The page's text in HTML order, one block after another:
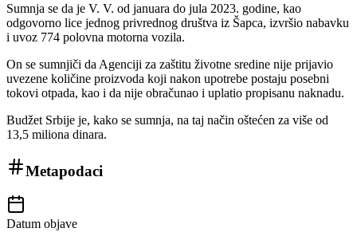
Sumnja se da je V. V. od januara do jula 2023. godine, kao
odgovorno lice jednog privrednog društva iz Šapca, izvršio nabavku
i uvoz 774 polovna motorna vozila.
On se sumnjiči da Agenciji za zaštitu životne sredine nije prijavio
uvezene količine proizvoda koji nakon upotrebe postaju posebni
tokovi otpada, kao i da nije obračunao i uplatio propisanu naknadu.
Budžet Srbije je, kako se sumnja, na taj način oštećen za više od
13,5 miliona dinara.
Metapodaci
Datum objave